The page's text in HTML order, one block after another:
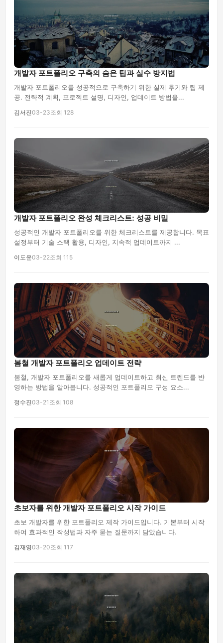
개발자 포트폴리오 구축의 숨은 팁과 실수 방지법
개발자 포트폴리오를 성공적으로 구축하기 위한 실제 후기와 팁 제
공. 전략적 계획, 프로젝트 설명, 디자인, 업데이트 방법을...
김서진03-23조회 128
개발자 포트폴리오 완성 체크리스트: 성공 비밀
성공적인 개발자 포트폴리오를 위한 체크리스트를 제공합니다. 목표
설정부터 기술 스택 활용, 디자인, 지속적 업데이트까지 ...
이도윤03-22조회 115
봄철 개발자 포트폴리오 업데이트 전략
봄철, 개발자 포트폴리오를 새롭게 업데이트하고 최신 트렌드를 반
영하는 방법을 알아봅니다. 성공적인 포트폴리오 구성 요소...
정수진03-21 조회 108
초보자를 위한 개발자 포트폴리오 시작 가이드
초보 개발자를 위한 포트폴리오 제작 가이드입니다. 기본부터 시작
하여 효과적인 작성법과 자주 묻는 질문까지 담았습니다.
김재영03-20조회 117